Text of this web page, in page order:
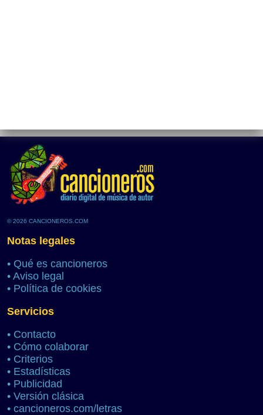
© 2026 CANCIONEROS.COM
Notas legales
• Qué es cancioneros
• Aviso legal
• Política de cookies
Servicios
• Contacto
• Cómo colaborar
• Criterios
• Estadísticas
• Publicidad
• Versión clásica
• cancioneros.com/letras